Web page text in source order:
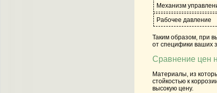
Механизм
Рабочее давление
Таким образом, при
от специфики ваших
Сравнение цен
Материалы, из
стойкостью к
высокую цену.